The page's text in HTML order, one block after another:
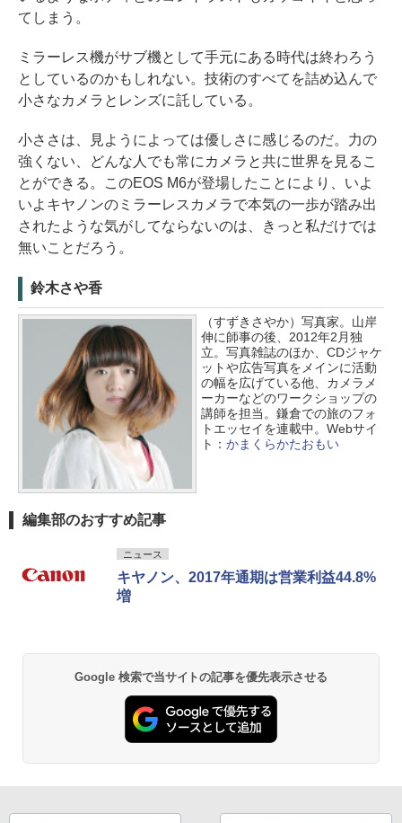
てしまう。
ミラーレス機がサブ機として手元にある時代は終わろう
としているのかもしれない。技術のすべてを詰め込んで
小さなカメラとレンズに託している。
小ささは、見ようによっては優しさに感じるのだ。力の
強くない、どんな人でも常にカメラと共に世界を見るこ
とができる。このEOS M6が登場したことにより、いよ
いよキヤノンのミラーレスカメラで本気の一歩が踏み出
されたような気がしてならないのは、きっと私だけでは
無いことだろう。
鈴木さや香
（すずきさやか）写真家。山岸
伸に師事の後、2012年2月独
立。写真雑誌のほか、CDジャケ
ットや広告写真をメインに活動
の幅を広げている他、カメラメ
ーカーなどのワークショップの
講師を担当。鎌倉での旅のフォ
トエッセイを連載中。Webサイ
ト： かまくらかたおもい
編集部のおすすめ記事
ニュース
キヤノン、2017年通期は営業利益44.8%
増
Google 検索で当サイトの記事を優先表示させる